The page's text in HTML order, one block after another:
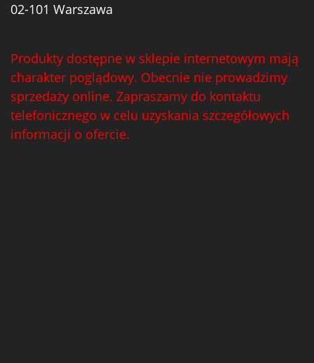
02-101 Warszawa
Produkty dostępne w sklepie internetowym mają
charakter poglądowy. Obecnie nie prowadzimy
sprzedaży online. Zapraszamy do kontaktu
telefonicznego w celu uzyskania szczegółowych
informacji o ofercie.